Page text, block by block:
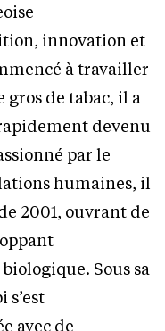
innovation et
à travailler
gros de tabac, il a
devenu
par le
humaines, il
2001, ouvrant de
Sous sa
avec de